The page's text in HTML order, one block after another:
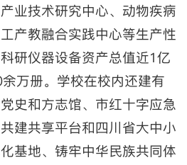
业技术研究中心、动物疾病
产教融合实践中心等生产性
研仪器设备资产总值近1亿
万册。学校在校内还建有
史和方志馆、市红十字应急
建共享平台和四川省大中小
基地、铸牢中华民族共同体